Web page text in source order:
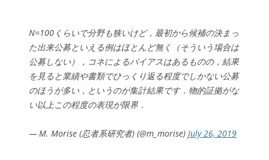
N=100くらいで分野も狭いけど，最初から候補の決まっ
た出来公募といえる例はほとんど無く（そういう場合は
公募しない），コネによるバイアスはあるものの，結果
を見ると業績や書類でひっくり返る程度でしかない公募
のほうが多い，というのが集計結果です．物的証拠がな
い以上この程度の表現が限界．
— M. Morise (忍者系研究者) (@m_morise) July 26, 2019